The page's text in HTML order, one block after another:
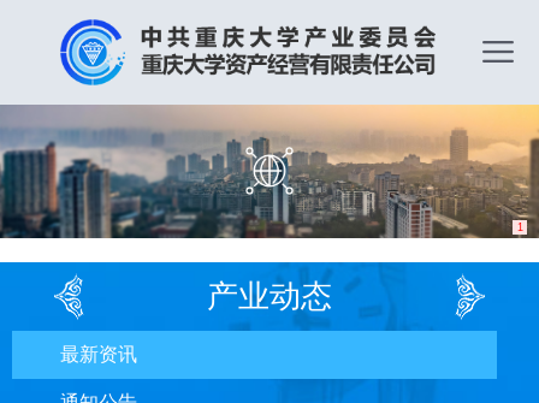
1
产业动态
最新资讯